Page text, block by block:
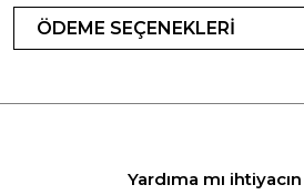
ÖDEME SEÇENEKLERİ
Yardıma mı